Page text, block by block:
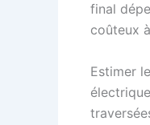
final
coûteux
Estimer